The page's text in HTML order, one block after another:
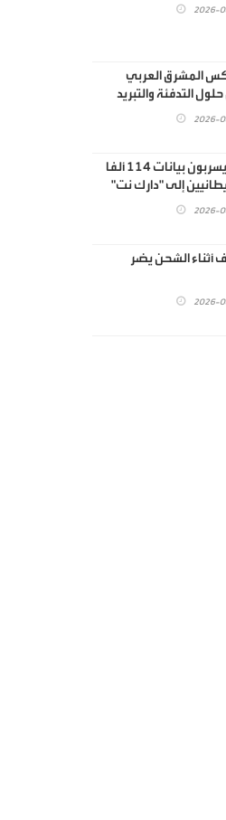
2026-
المشرق العربي
التدفئة والتبريد
الاستشاريين
2026-
"ذا تايمز": قراصنة يسربون بيانات 114 ألفا
إلى "دارك نت"
2026-
أثناء الشحن يضر
2026-